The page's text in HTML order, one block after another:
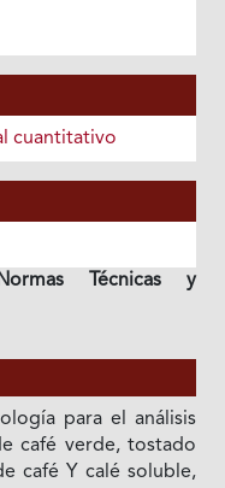
cuantitativo
Técnicas y
para el análisis
café verde, tostado
café Y calé soluble,